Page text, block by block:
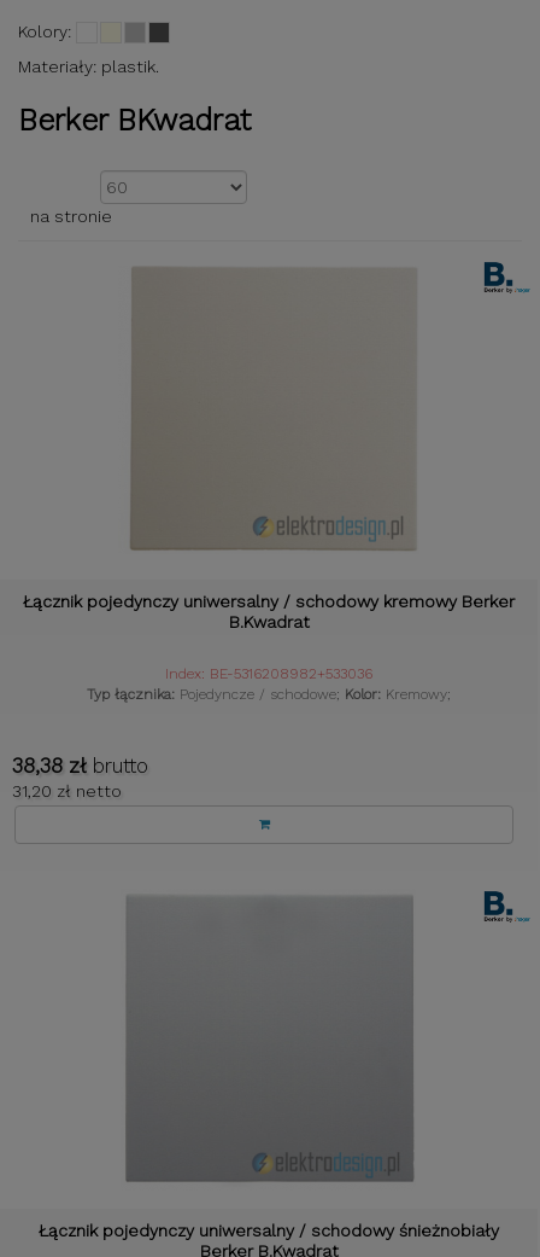
Kolory:
Materiały: plastik.
Berker BKwadrat
na stronie
Łącznik pojedynczy uniwersalny / schodowy kremowy Berker
B.Kwadrat
Index: BE-5316208982+533036
Typ łącznika: Pojedyncze / schodowe; Kolor: Kremowy;
38,38 zł brutto
31,20 zł netto
Łącznik pojedynczy uniwersalny / schodowy śnieżnobiały
Berker B.Kwadrat